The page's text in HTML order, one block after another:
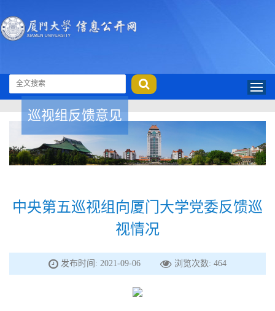
巡视组反馈意见
中央第五巡视组向厦门大学党委反馈巡
视情况
发布时间: 2021-09-06 浏览次数: 464